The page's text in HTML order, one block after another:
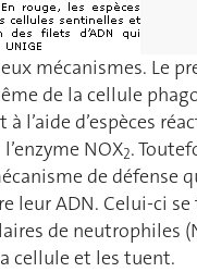
mécanismes. Le
de la cellule
d’espèces
NOX2.
de défense
leur ADN. Celui-ci
de neutrophiles
cellule et les tuent.